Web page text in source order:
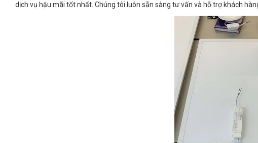
dịch vụ hậu mãi tốt nhất. Chúng tôi luôn sẵn sàng tư vấn và hỗ trợ khách